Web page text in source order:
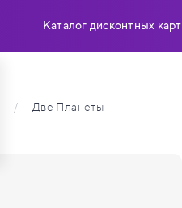
Каталог дисконтных карт
/ Две Планеты